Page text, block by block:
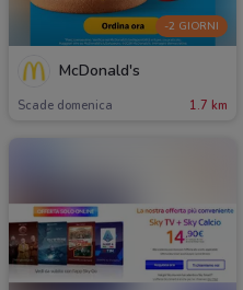
-2 GIORNI
McDonald's
Scade domenica 1.7 km